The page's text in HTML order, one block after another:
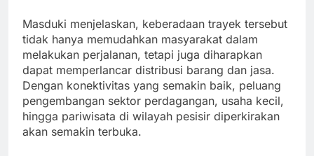
Masduki menjelaskan, keberadaan trayek tersebut
tidak hanya memudahkan masyarakat dalam
melakukan perjalanan, tetapi juga diharapkan
dapat memperlancar distribusi barang dan jasa.
Dengan konektivitas yang semakin baik, peluang
pengembangan sektor perdagangan, usaha kecil,
hingga pariwisata di wilayah pesisir diperkirakan
akan semakin terbuka.